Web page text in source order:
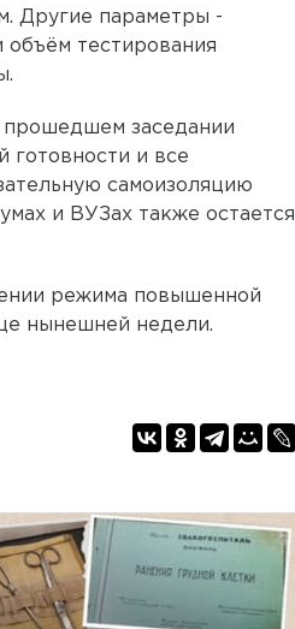
Другие параметры -
объём тестирования
прошедшем заседании
и все
самоизоляцию
и ВУЗах также остается
режима повышенной
нынешней недели.